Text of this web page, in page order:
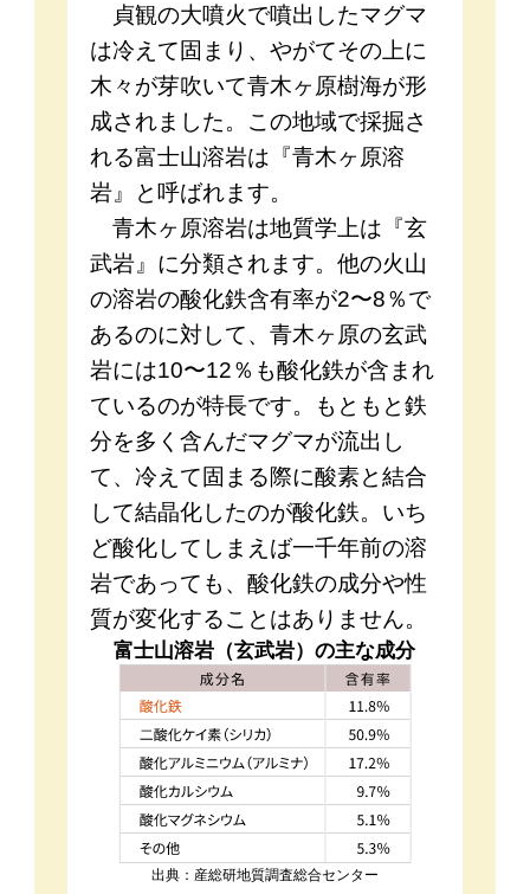
貞観の大噴火で噴出したマグマ
は冷えて固まり、やがてその上に
木々が芽吹いて青木ヶ原樹海が形
成されました。この地域で採掘さ
れる富士山溶岩は『青木ヶ原溶
岩』と呼ばれます。
青木ヶ原溶岩は地質学上は『玄
武岩』に分類されます。他の火山
の溶岩の酸化鉄含有率が2〜8％で
あるのに対して、青木ヶ原の玄武
岩には10〜12％も酸化鉄が含まれ
ているのが特長です。もともと鉄
分を多く含んだマグマが流出し
て、冷えて固まる際に酸素と結合
して結晶化したのが酸化鉄。いち
ど酸化してしまえば一千年前の溶
岩であっても、酸化鉄の成分や性
質が変化することはありません。
富士山溶岩（玄武岩）の主な成分
出典：産総研地質調査総合センター